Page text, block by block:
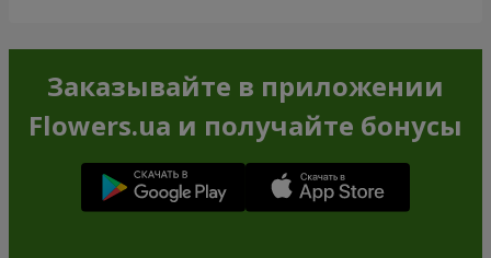
Заказывайте в приложении
Flowers.ua и получайте бонусы